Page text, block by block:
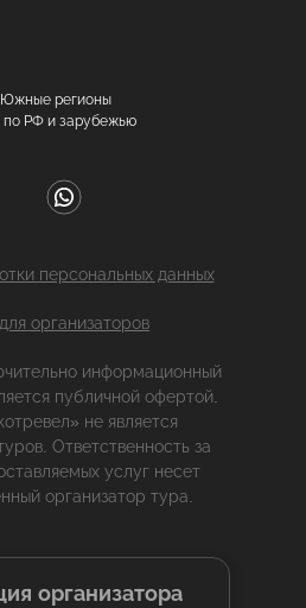
Южные регионы
по РФ и зарубежью
персональных данных
организаторов
информационный
публичной офертой.
не является
Ответственность за
услуг несет
организатор тура.
организатора